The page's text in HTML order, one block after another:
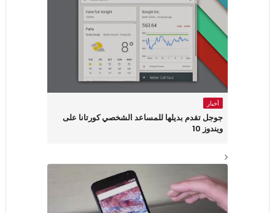
أخبار
جوجل تقدم بديلها للمساعد الشخصي كورتانا على
ويندوز 10